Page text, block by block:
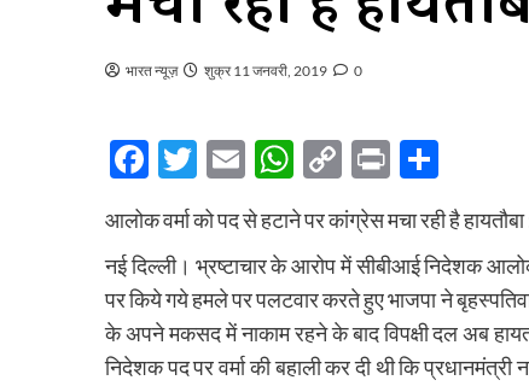
भारत न्यूज़ शुक्र 11 जनवरी, 2019 0
Facebook
Twitter
EmailWhatsApp
Copy
Link
Print
आलोक वर्मा को पद से हटाने पर कांग्रेस मचा रही है हायतौबा
नई दिल्ली। भ्रष्टाचार के आरोप में सीबीआई निदेशक
पर किये गये हमले पर पलटवार करते हुए भाजपा ने
के अपने मकसद में नाकाम रहने के बाद विपक्षी दल अब
निदेशक पद पर वर्मा की बहाली कर दी थी कि